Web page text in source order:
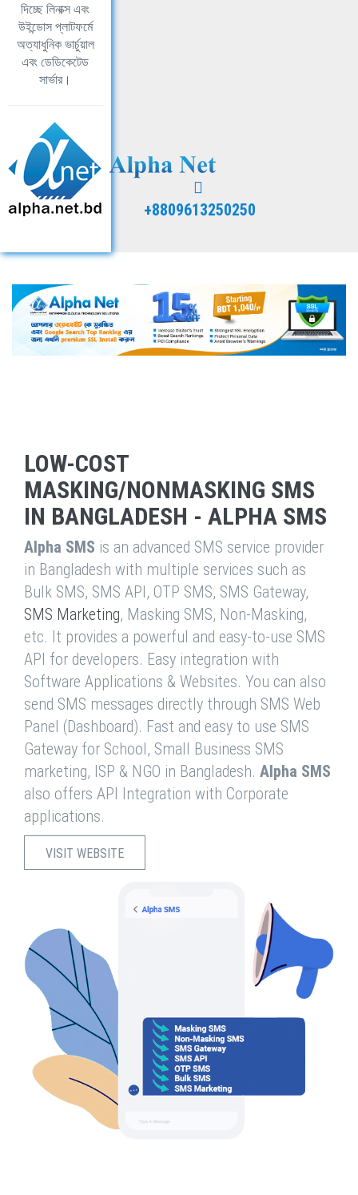
দিচ্ছে লিনাক্স এবং
উইন্ডোস প্লাটফর্মে
অত্যাধুনিক ভার্চুয়াল
এবং ডেডিকেটেড
সার্ভার।
+8809613250250
LOW-COST
MASKING/NONMASKING SMS
IN BANGLADESH - ALPHA SMS
Alpha SMS is an advanced SMS service provider
in Bangladesh with multiple services such as
Bulk SMS, SMS API, OTP SMS, SMS Gateway,
SMS Marketing, Masking SMS, Non-Masking,
etc. It provides a powerful and easy-to-use SMS
API for developers. Easy integration with
Software Applications & Websites. You can also
send SMS messages directly through SMS Web
Panel (Dashboard). Fast and easy to use SMS
Gateway for School, Small Business SMS
marketing, ISP & NGO in Bangladesh. Alpha SMS
also offers API Integration with Corporate
applications.
VISIT WEBSITE